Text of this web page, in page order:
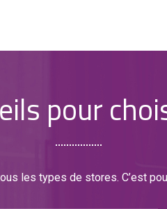
pour
les types de stores. C’est